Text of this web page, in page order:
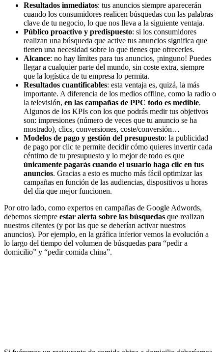
Resultados inmediatos: tus anuncios siempre aparecerán
cuando los consumidores realicen búsquedas con las palabras
clave de tu negocio, lo que nos lleva a la siguiente ventaja.
Público proactivo y predispuesto: si los consumidores
realizan una búsqueda que active tus anuncios significa que
tienen una necesidad sobre lo que tienes que ofrecerles.
Alcance: no hay límites para tus anuncios, ¡ninguno! Puedes
llegar a cualquier parte del mundo, sin coste extra, siempre
que la logística de tu empresa lo permita.
Resultados cuantificables: esta ventaja es, quizá, la más
importante. A diferencia de los medios offline, como la radio o
la televisión, en las campañas de PPC todo es medible.
Algunos de los KPIs con los que podrás medir tus objetivos
son: impresiones (número de veces que tu anuncio se ha
mostrado), clics, conversiones, coste/conversión…
Modelos de pago y gestión del presupuesto: la publicidad
de pago por clic te permite decidir cómo quieres invertir cada
céntimo de tu presupuesto y lo mejor de todo es que
únicamente pagarás cuando el usuario haga clic en tus
anuncios. Gracias a esto es mucho más fácil optimizar las
campañas en función de las audiencias, dispositivos u horas
del día que mejor funcionen.
Por otro lado, como expertos en campañas de Google Adwords,
debemos siempre estar alerta sobre las búsquedas que realizan
nuestros clientes (y por las que se deberían activar nuestros
anuncios). Por ejemplo, en la gráfica inferior vemos la evolución a
lo largo del tiempo del volumen de búsquedas para “pedir a
domicilio” y “pedir comida china”.